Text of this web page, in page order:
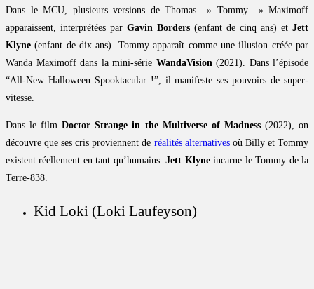
Dans le MCU, plusieurs versions de Thomas » Tommy » Maximoff
apparaissent, interprétées par Gavin Borders (enfant de cinq ans) et Jett
Klyne (enfant de dix ans). Tommy apparaît comme une illusion créée par
Wanda Maximoff dans la mini-série WandaVision (2021). Dans l’épisode
“All-New Halloween Spooktacular !”, il manifeste ses pouvoirs de super-
vitesse.
Dans le filmDoctor Strange in the Multiverse of Madness(2022), on
découvre que ses cris proviennent de réalités alternativesoù Billy et Tommy
existent réellement en tant qu’humains.Jett Klyneincarne le Tommy de la
Terre-838.
Kid Loki (Loki Laufeyson)